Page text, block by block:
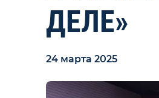
ДЕЛЕ»
24 марта 2025